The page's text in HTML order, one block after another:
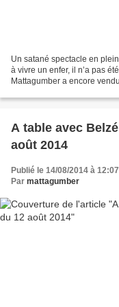
Un satané spectacle en
à vivre un enfer, il n’a pas
Mattagumber a encore
A table avec
août 2014
Publié le 14/08/2014 à 12:07
Par mattagumber